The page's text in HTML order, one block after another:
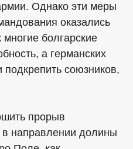
Однако эти меры
оказались
многие болгарские
а германских
союзников,
прорыв
в направлении долины